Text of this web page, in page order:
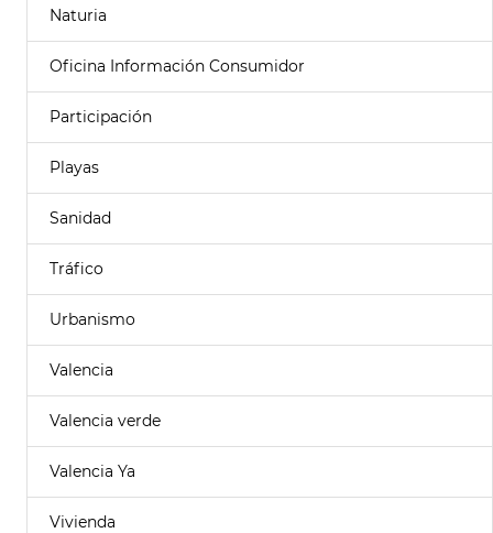
Naturia
Oficina Información Consumidor
Participación
Playas
Sanidad
Tráfico
Urbanismo
Valencia
Valencia verde
Valencia Ya
Vivienda